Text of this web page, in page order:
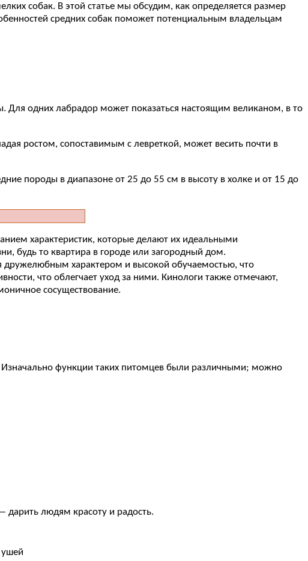
собак. В этой статье мы обсудим, как определяется размер
средних собак поможет потенциальным владельцам
Для одних лабрадор может показаться настоящим великаном, в то
ростом, сопоставимым с левреткой, может весить почти в
породы в диапазоне от 25 до 55 см в высоту в холке и от 15 до
характеристик, которые делают их идеальными
будь то квартира в городе или загородный дом.
дружелюбным характером и высокой обучаемостью, что
что облегчает уход за ними. Кинологи также отмечают,
сосуществование.
Изначально функции таких питомцев были различными; можно
дарить людям красоту и радость.
ушей